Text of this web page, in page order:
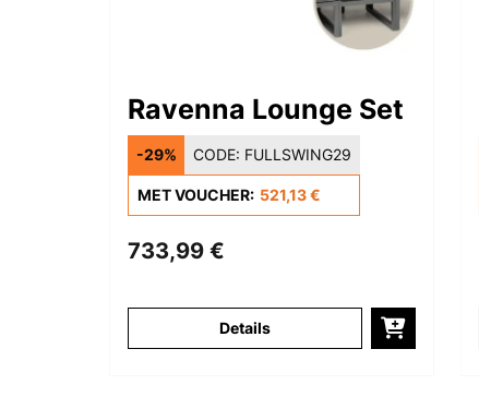
Ravenna Lounge Set
-29% CODE: FULLSWING29
MET VOUCHER: 521,13 €
733,99 €
Details